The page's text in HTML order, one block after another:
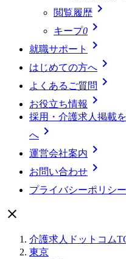
閲覧履歴 
キープ0 
就職サポート 
はじめての方へ 
よくあるご質問 
お役立ち情報 
採用・介護求人掲載
へ 
運営会社案内 
お問い合わせ 
プライバシーポリシー

介護求人ドットコム
東京